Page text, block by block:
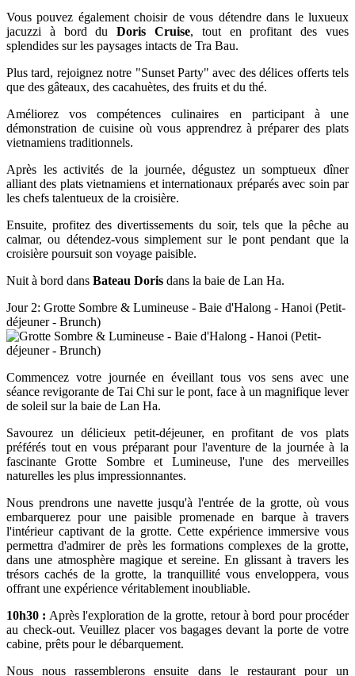
Vous pouvez également choisir de vous détendre dans le luxueux
jacuzzi à bord duDoris Cruise, tout en profitant des vues
splendides sur les paysages intacts de Tra Bau.
Plus tard, rejoignez notre "Sunset Party" avec des délices offerts tels
que des gâteaux, des cacahuètes, des fruits et du thé.
Améliorez vos compétences culinaires en participant à une
démonstration de cuisine où vous apprendrez à préparer des plats
vietnamiens traditionnels.
Après les activités de la journée, dégustez un somptueux dîner
alliant des plats vietnamiens et internationaux préparés avec soin par
les chefs talentueux de la croisière.
Ensuite, profitez des divertissements du soir, tels que la pêche au
calmar, ou détendez-vous simplement sur le pont pendant que la
croisière poursuit son voyage paisible.
Nuit à bord dans Bateau Doris dans la baie de Lan Ha.
Jour 2: Grotte Sombre & Lumineuse - Baie d'Halong - Hanoi (Petit-
déjeuner - Brunch)
Commencez votre journée en éveillant tous vos sens avec une
séance revigorante de Tai Chi sur le pont, face à un magnifique lever
de soleil sur la baie de Lan Ha.
Savourez un délicieux petit-déjeuner, en profitant de vos plats
préférés tout en vous préparant pour l'aventure de la journée à la
fascinante Grotte Sombre et Lumineuse, l'une des merveilles
naturelles les plus impressionnantes.
Nous prendrons une navette jusqu'à l'entrée de la grotte, où vous
embarquerez pour une paisible promenade en barque à travers
l'intérieur captivant de la grotte. Cette expérience immersive vous
permettra d'admirer de près les formations complexes de la grotte,
dans une atmosphère magique et sereine. En glissant à travers les
trésors cachés de la grotte, la tranquillité vous enveloppera, vous
offrant une expérience véritablement inoubliable.
10h30 : Après l'exploration de la grotte, retour à bord pour procéder
au check-out. Veuillez placer vos bagages devant la porte de votre
cabine, prêts pour le débarquement.
Nous nous rassemblerons ensuite dans le restaurant pour un